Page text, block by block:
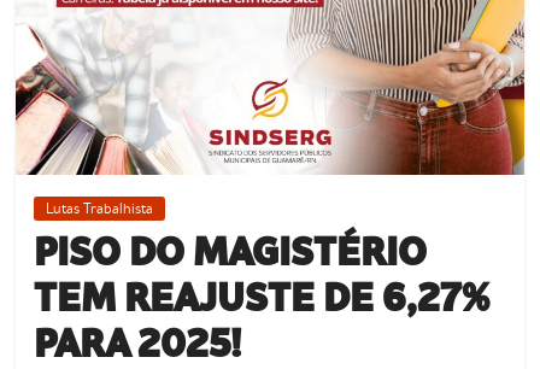
Lutas Trabalhista
PISO DO MAGISTÉRIO
TEM REAJUSTE DE 6,27%
PARA 2025!